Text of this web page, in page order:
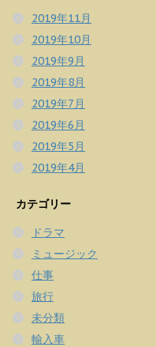
2019年11月
2019年10月
2019年9月
2019年8月
2019年7月
2019年6月
2019年5月
2019年4月
カテゴリー
ドラマ
ミュージック
仕事
旅行
未分類
輸入車